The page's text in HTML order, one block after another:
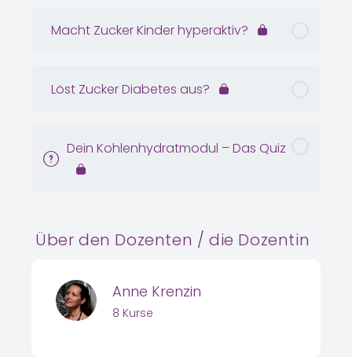
Macht Zucker Kinder hyperaktiv?
Löst Zucker Diabetes aus?
Dein Kohlenhydratmodul – Das Quiz
Über den Dozenten / die Dozentin
Anne Krenzin
8 Kurse